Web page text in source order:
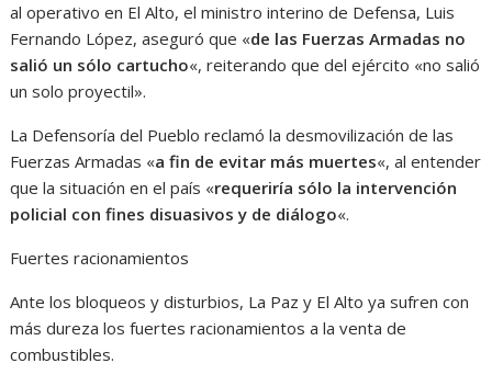
al operativo en El Alto, el ministro interino de Defensa, Luis
Fernando López, aseguró que «de las Fuerzas Armadas no
salió un sólo cartucho«, reiterando que del ejército «no salió
un solo proyectil».
La Defensoría del Pueblo reclamó la desmovilización de las
Fuerzas Armadas «a fin de evitar más muertes«, al entender
que la situación en el país «requeriría sólo la intervención
policial con fines disuasivos y de diálogo«.
Fuertes racionamientos
Ante los bloqueos y disturbios, La Paz y El Alto ya sufren con
más dureza los fuertes racionamientos a la venta de
combustibles.